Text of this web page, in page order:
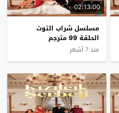
02:13:00
مسلسل شراب التوت
الحلقة 99 مترجم
منذ 7 أشهر